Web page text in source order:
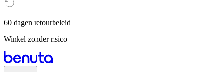
60 dagen retourbeleid
Winkel zonder risico